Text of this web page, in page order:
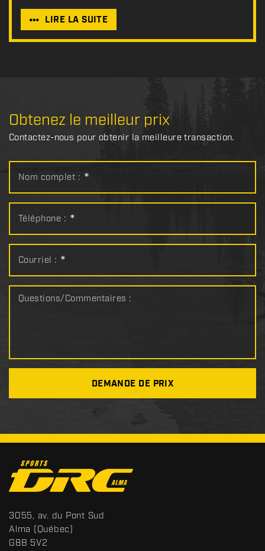
LIRE LA SUITE
Obtenez le meilleur prix
Contactez-nous pour obtenir la meilleure transaction.
Nom complet : *
Téléphone : *
Courriel : *
Questions/Commentaires :
DEMANDE DE PRIX
o
n
t
a
c
S
p
o
3055, av. du Pont Sud
Alma (Québec)
G8B 5V2